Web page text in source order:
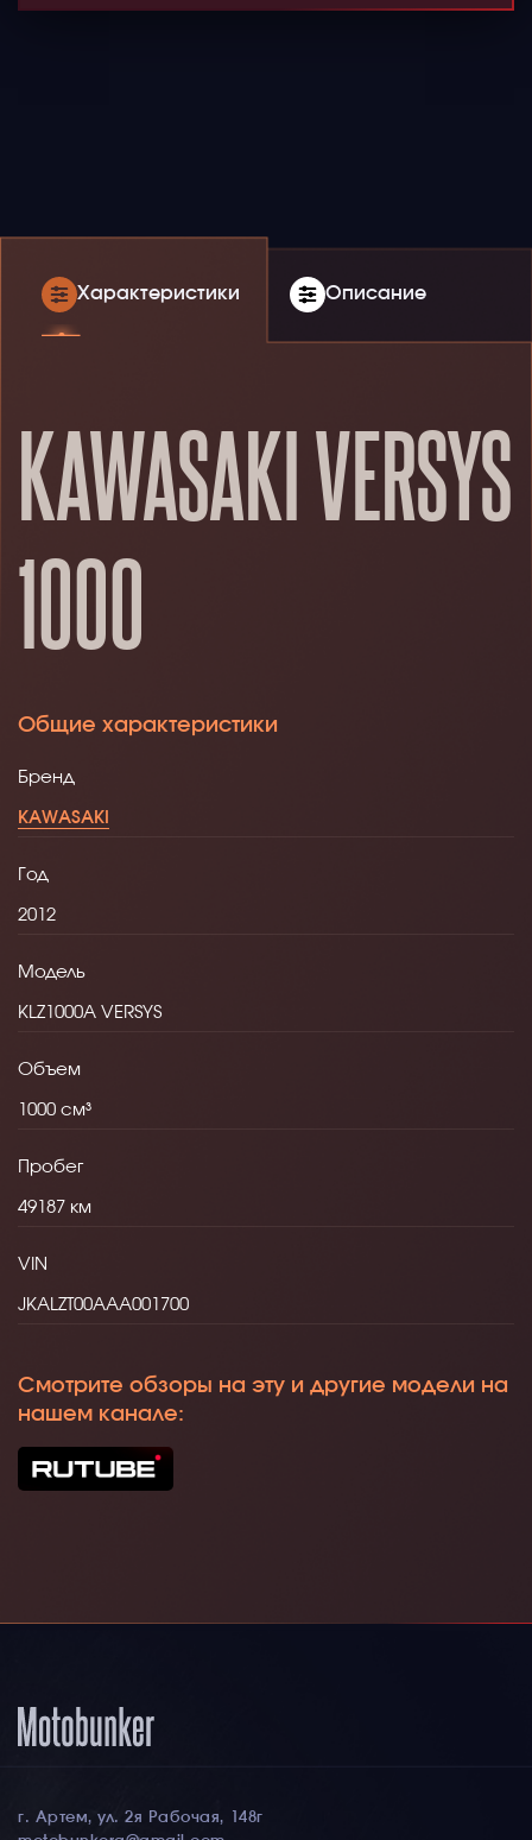
Характеристики Описание
KAWASAKI VERSYS
1000
Общие характеристики
Бренд
KAWASAKI
Год
2012
Модель
KLZ1000A VERSYS
Объем
1000
Пробег
49187
VIN
JKALZT00AAA001700
Смотрите обзоры на эту и другие модели на
нашем канале:
г. Артем, ул. 2я Рабочая, 148г